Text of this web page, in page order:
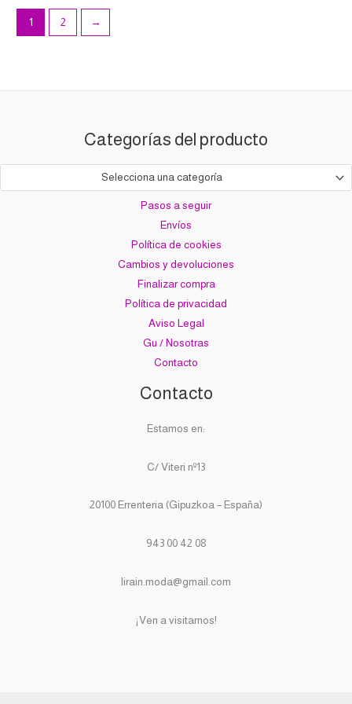
1 2 →
Categorías del producto
Selecciona una categoría
Pasos a seguir
Envíos
Política de cookies
Cambios y devoluciones
Finalizar compra
Política de privacidad
Aviso Legal
Gu / Nosotras
Contacto
Contacto
Estamos en:
C/ Viteri nº13
20100 Errenteria (Gipuzkoa – España)
943 00 42 08
lirain.moda@gmail.com
¡Ven a visitarnos!